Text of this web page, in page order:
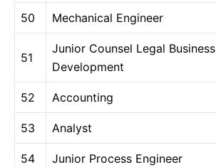
50 Mechanical Engineer
51
Junior Counsel Legal Business
Development
52 Accounting
53 Analyst
54 Junior Process Engineer